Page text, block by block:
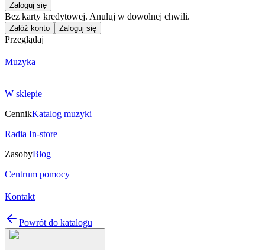
Zaloguj się
Bez karty kredytowej. Anuluj w dowolnej chwili.
Załóż konto Zaloguj się
Przeglądaj
Muzyka
W sklepie
CennikKatalog muzyki
Radia In-store
ZasobyBlog
Centrum pomocy
Kontakt
Powrót do katalogu